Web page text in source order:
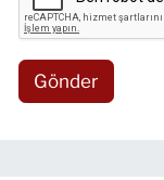
Gönder